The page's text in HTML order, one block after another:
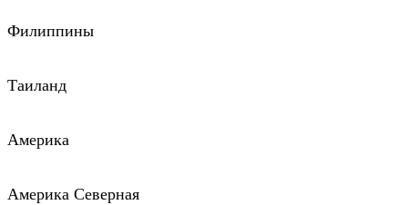
Филиппины
Таиланд
Америка
Америка Северная